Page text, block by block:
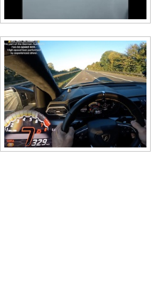
【朗報】齋藤飛鳥、前屈みで完全に
海外「日本よ、お前がナンバーワンだ
勇気を出して白人美女にチン凸したア
10年もの間浮気してた嫁。まさかと思
ウクライナ侵攻以降、ロシア軍兵士
【配信者】「金バエ」のSNS更新が1
【画像】女の子「危機管理フォーーーー